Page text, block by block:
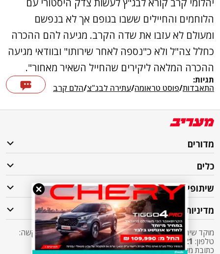
יהלומי קרב קורא לבג"ץ לעשות צדק היסטורי עם
הלוחמים והחיילים ששבו בגופם אך לא בנפשם
ומעולם לא עזבו את שדה הקרב. מגיעה להם ההכרה
כחלל צה"ל ולא כ"נספה לאחר שירותו" ובוודאי מגיעה
ההכרה המלאה ליקירים שהחייל השאיר מאחור".
תגיות:
התאבדות/פוסט טראומה/עתירה לבג"צ/הלם קרב
מדורים
כלים
שיתופי פעולה
מדיניות
מוקד שירות לקוחות מעריב אליו ניתן לפנות בכל שאלה או בקשה:
טלפון: 2421* שלוחה 5 מעריב או
03-7619056
כתובת מייל:sherut@maariv.co.il